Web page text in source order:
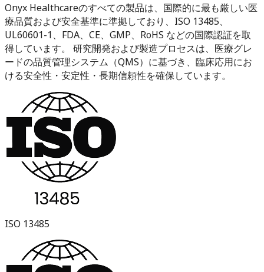
Onyx Healthcareのすべての製品は、国際的に最も厳しい医
療品質および安全基準に準拠しており、ISO 13485、
UL60601-1、FDA、CE、GMP、RoHS などの国際認証を取
得しています。 研究開発および製造プロセスは、医療グレ
ードの品質管理システム（QMS）に基づき、臨床応用にお
ける安全性・安定性・長期信頼性を確保しています。
ISO 13485